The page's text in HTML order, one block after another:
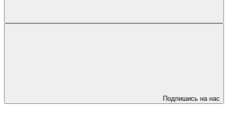
Подпишись на нас